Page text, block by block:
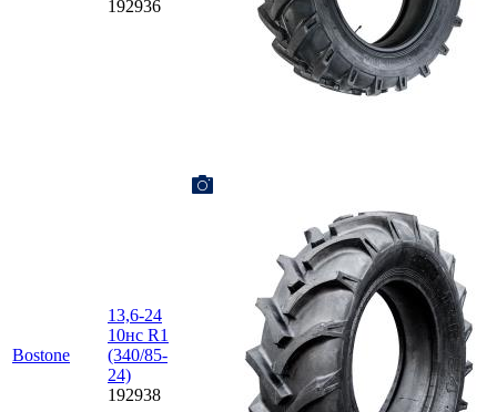
192936
Bostone
13,6-24
10нс R1
(340/85-
24)
192938